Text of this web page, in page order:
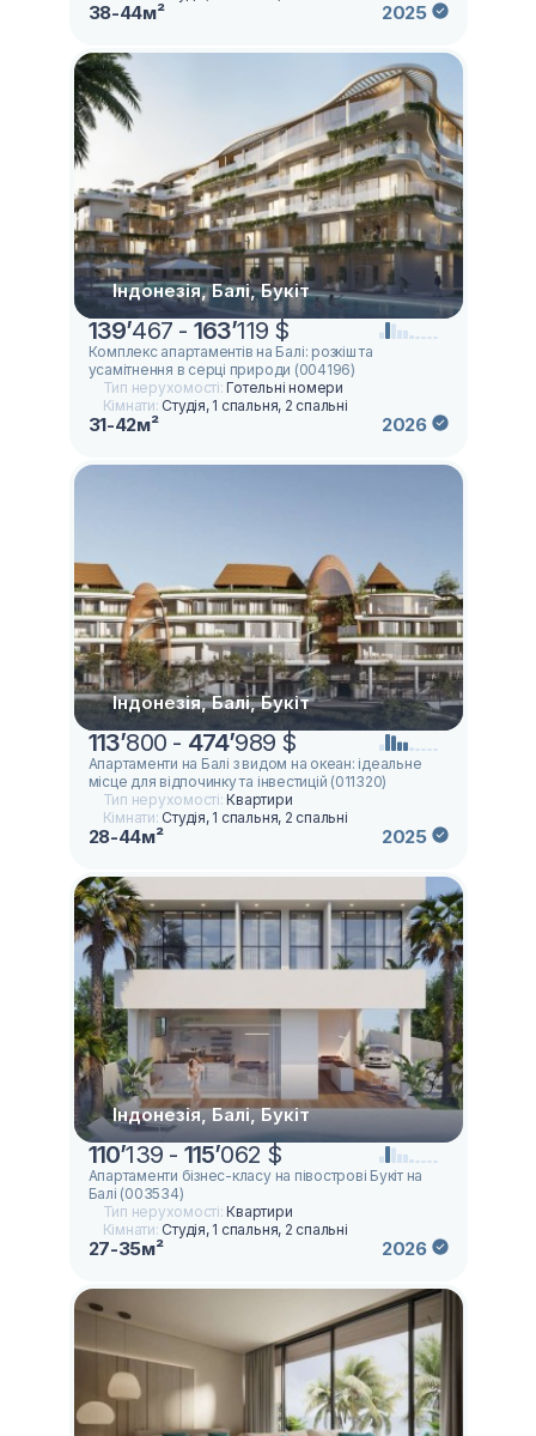
38-44м² 2025
Індонезія, Балі, Букіт
139’467 - 163’119 $
Комплекс апартаментів на Балі: розкіш та
усамітнення в серці природи (004196)
Тип нерухомості:Готельні номери
Кімнати: Студія, 1 спальня, 2 спальні
31-42м² 2026
Індонезія, Балі, Букіт
113’800 - 474’989 $
Апартаменти на Балі з видом на океан: ідеальне
місце для відпочинку та інвестицій (011320)
Тип нерухомості:Квартири
Кімнати: Студія, 1 спальня, 2 спальні
28-44м² 2025
Індонезія, Балі, Букіт
110’139 - 115’062 $
Апартаменти бізнес-класу на півострові Букіт на
Балі (003534)
Тип нерухомості:Квартири
Кімнати: Студія, 1 спальня, 2 спальні
27-35м² 2026